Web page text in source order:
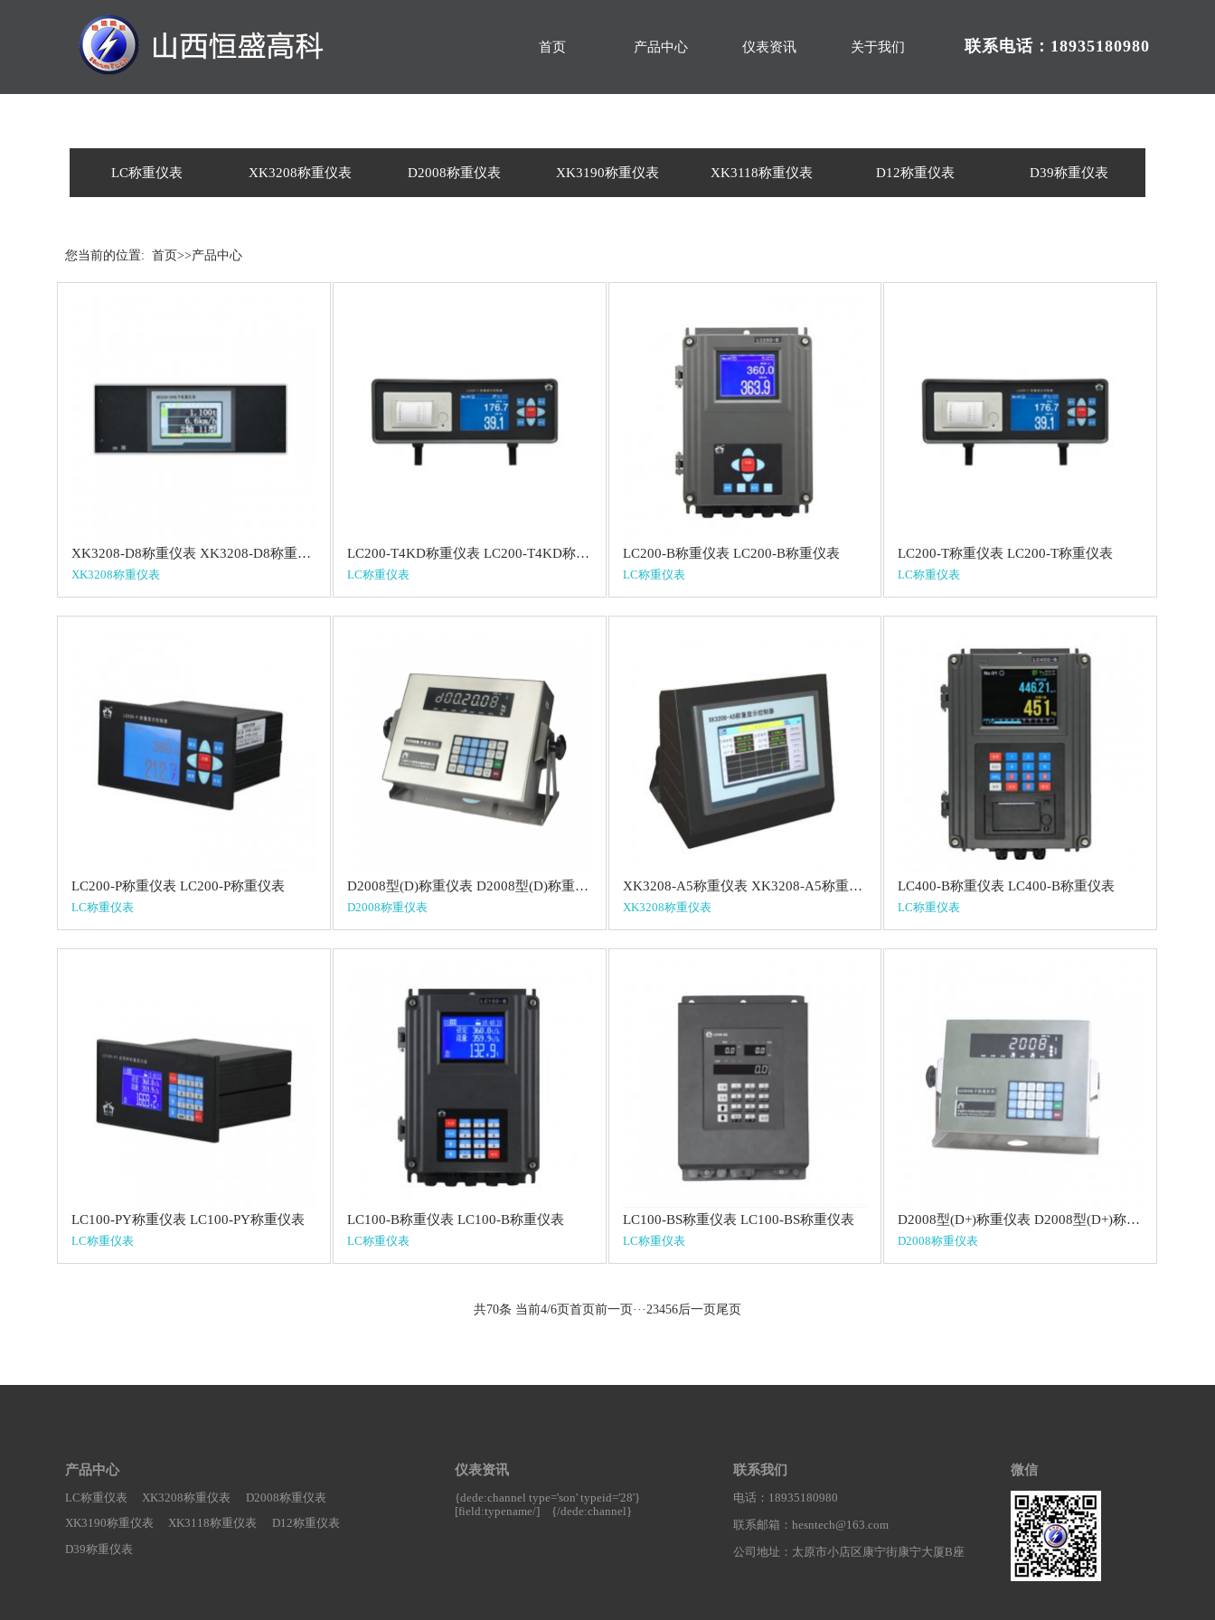
首页 产品中心 仪表资讯 关于我们 联系电话：18935180980
LC称重仪表 XK3208称重仪表 D2008称重仪表 XK3190称重仪表 XK3118称重仪表 D12称重仪表 D39称重仪表
您当前的位置: 首页>>产品中心
XK3208-D8称重仪表 XK3208-D8称重仪表
XK3208称重仪表
LC200-T4KD称重仪表 LC200-T4KD称重仪表
LC称重仪表
LC200-B称重仪表 LC200-B称重仪表
LC称重仪表
LC200-T称重仪表 LC200-T称重仪表
LC称重仪表
LC200-P称重仪表 LC200-P称重仪表
LC称重仪表
D2008型(D)称重仪表 D2008型(D)称重仪表
D2008称重仪表
XK3208-A5称重仪表 XK3208-A5称重仪表
XK3208称重仪表
LC400-B称重仪表 LC400-B称重仪表
LC称重仪表
LC100-PY称重仪表 LC100-PY称重仪表
LC称重仪表
LC100-B称重仪表 LC100-B称重仪表
LC称重仪表
LC100-BS称重仪表 LC100-BS称重仪表
LC称重仪表
D2008型(D+)称重仪表 D2008型(D+)称重仪表
D2008称重仪表
共70条 当前4/6页首页前一页···23456后一页尾页
产品中心
LC称重仪表 XK3208称重仪表
D2008称重仪表
XK3190称重仪表
XK3118称重仪表
D12称重仪表
D39称重仪表
仪表资讯
{dede:channel type='son' typeid='28'}
[field:typename/]
{/dede:channel}
联系我们
电话：18935180980
联系邮箱：hesntech@163.com
公司地址：太原市小店区康宁街康宁大厦B座
微信